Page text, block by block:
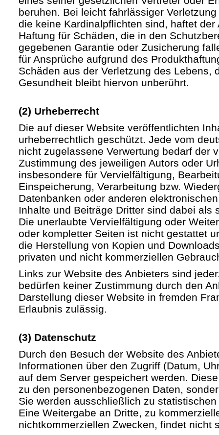
beruhen. Bei leicht fahrlässiger
die keine Kardinalpflichten sind, haftet der
Haftung für Schäden, die in den
gegebenen Garantie oder Zusicherung
für Ansprüche aufgrund des
Schäden aus der Verletzung des Lebens,
Gesundheit bleibt hiervon unberührt.
(2) Urheberrecht
Die auf dieser Website veröffentlichten
urheberrechtlich geschützt. Jede vom
nicht zugelassene Verwertung bedarf der
Zustimmung des jeweiligen Autors oder
insbesondere für Vervielfältigung,
Einspeicherung, Verarbeitung bzw.
Datenbanken oder anderen
Inhalte und Beiträge Dritter sind dabei als
Die unerlaubte Vervielfältigung oder
oder kompletter Seiten ist nicht gestattet
die Herstellung von Kopien und
privaten und nicht kommerziellen
Links zur Website des Anbieters sind
bedürfen keiner Zustimmung durch den
Darstellung dieser Website in fremden
Erlaubnis zulässig.
(3) Datenschutz
Durch den Besuch der Website des
Informationen über den Zugriff (Datum,
auf dem Server gespeichert werden.
zu den personenbezogenen Daten,
Sie werden ausschließlich zu
Eine Weitergabe an Dritte, zu
nichtkommerziellen Zwecken, findet nicht